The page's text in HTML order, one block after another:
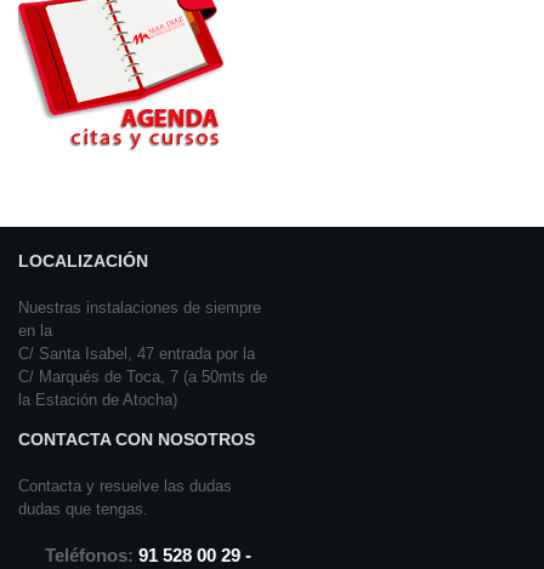
LOCALIZACIÓN
Nuestras instalaciones de siempre
en la
C/ Santa Isabel, 47 entrada por la
C/ Marqués de Toca, 7 (a 50mts de
la Estación de Atocha)
CONTACTA CON NOSOTROS
Contacta y resuelve las dudas
dudas que tengas.
Teléfonos: 91 528 00 29 -